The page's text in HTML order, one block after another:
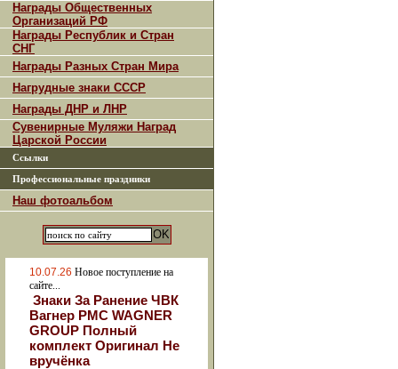
Награды Общественных
Организаций РФ
Награды Республик и Стран
СНГ
Награды Разных Стран Мира
Нагрудные знаки СССР
Награды ДНР и ЛНР
Сувенирные Муляжи Наград
Царской России
Ссылки
Профессиональные праздники
Наш фотоальбом
10.07.26 Новое поступление на
сайте...
Знаки За Ранение ЧВК
Вагнер РМС WAGNER
GROUP Полный
комплект Оригинал Не
вручёнка